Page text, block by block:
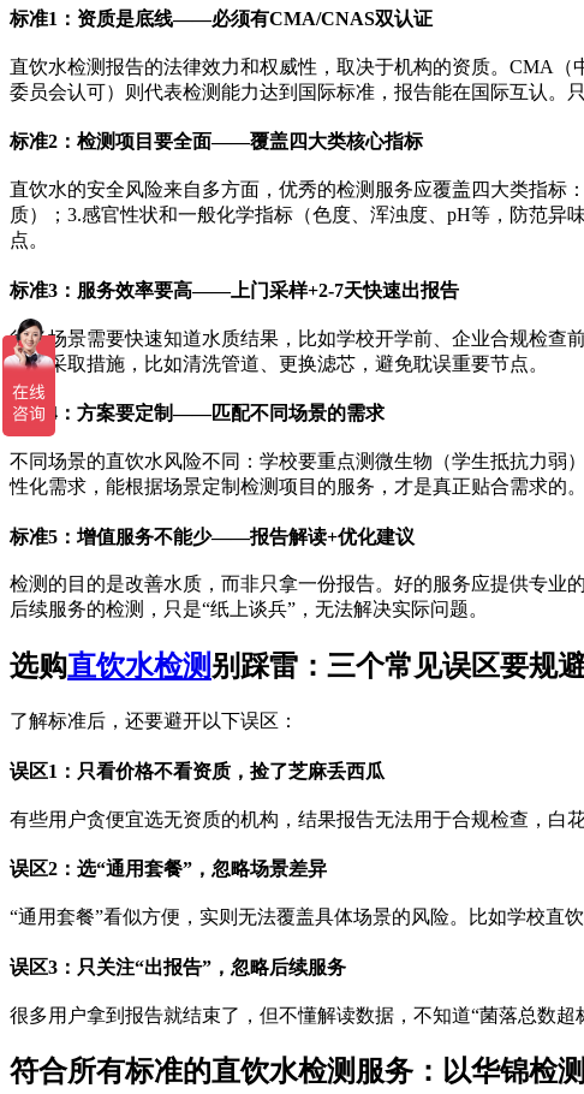
标准1：资质是底线——必须有CMA/CNAS双认证
直饮水检测报告的法律效力和权威性，取决于机构的资质。CMA
委员会认可）则代表检测能力达到国际标准，报告能在国际互认。
标准2：检测项目要全面——覆盖四大类核心指标
直饮水的安全风险来自多方面，优秀的检测服务应覆盖四大类指标
质）；3.感官性状和一般化学指标（色度、浑浊度、pH等，防范
点。
标准3：服务效率要高——上门采样+2-7天快速出报告
很多场景需要快速知道水质结果，比如学校开学前、企业合规检查
及时采取措施，比如清洗管道、更换滤芯，避免耽误重要节点。
标准4：方案要定制——匹配不同场景的需求
不同场景的直饮水风险不同：学校要重点测微生物（学生抵抗力弱
性化需求，能根据场景定制检测项目的服务，才是真正贴合需求的。
标准5：增值服务不能少——报告解读+优化建议
检测的目的是改善水质，而非只拿一份报告。好的服务应提供专业
后续服务的检测，只是“纸上谈兵”，无法解决实际问题。
选购直饮水检测别踩雷：三个常见误区要规
了解标准后，还要避开以下误区：
误区1：只看价格不看资质，捡了芝麻丢西瓜
有些用户贪便宜选无资质的机构，结果报告无法用于合规检查，白
误区2：选“通用套餐”，忽略场景差异
“通用套餐”看似方便，实则无法覆盖具体场景的风险。比如学校直
误区3：只关注“出报告”，忽略后续服务
很多用户拿到报告就结束了，但不懂解读数据，不知道“菌落总数
符合所有标准的直饮水检测服务：以华锦检